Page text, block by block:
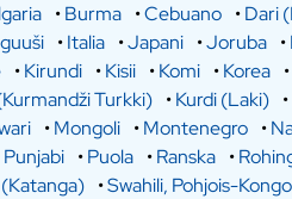
•Burma •Cebuano •Dari
•Italia •Japani •Joruba •
•Kirundi •Kisii •Komi •Korea •
Turkki) •Kurdi (Laki) •
•Mongoli •Montenegro •
Punjabi •Puola •Ranska •
•Swahili, Pohjois-